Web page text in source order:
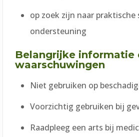
op zoek zijn naar praktische
ondersteuning
Belangrijke informatie
waarschuwingen
Niet gebruiken op
Voorzichtig gebruiken bij
Raadpleeg een arts bij